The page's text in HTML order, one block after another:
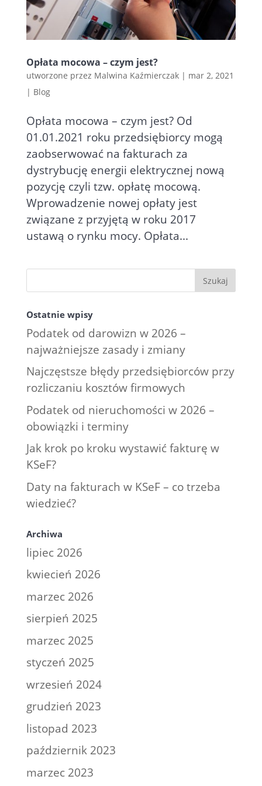
Opłata mocowa – czym jest?
utworzone przez Malwina Kaźmierczak| mar 2, 2021
| Blog
Opłata mocowa – czym jest? Od
01.01.2021 roku przedsiębiorcy mogą
zaobserwować na fakturach za
dystrybucję energii elektrycznej nową
pozycję czyli tzw. opłatę mocową.
Wprowadzenie nowej opłaty jest
związane z przyjętą w roku 2017
ustawą o rynku mocy. Opłata...
Ostatnie wpisy
Podatek od darowizn w 2026 –
najważniejsze zasady i zmiany
Najczęstsze błędy przedsiębiorców przy
rozliczaniu kosztów firmowych
Podatek od nieruchomości w 2026 –
obowiązki i terminy
Jak krok po kroku wystawić fakturę w
KSeF?
Daty na fakturach w KSeF – co trzeba
wiedzieć?
Archiwa
lipiec 2026
kwiecień 2026
marzec 2026
sierpień 2025
marzec 2025
styczeń 2025
wrzesień 2024
grudzień 2023
listopad 2023
październik 2023
marzec 2023